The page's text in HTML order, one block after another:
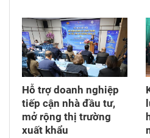
Hỗ trợ doanh nghiệp
tiếp cận nhà đầu tư,
mở rộng thị trường
xuất khẩu